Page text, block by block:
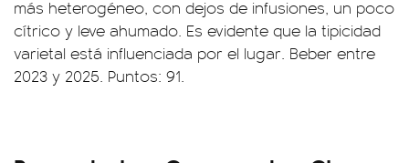
más heterogéneo, con dejos de infusiones, un poco
cítrico y leve ahumado. Es evidente que la tipicidad
varietal está influenciada por el lugar. Beber entre
2023 y 2025. Puntos: 91.